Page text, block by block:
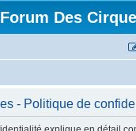
Forum Des
- Politique de